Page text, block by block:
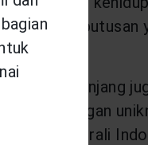
keputusan
jangka panjang
dengan
Generali